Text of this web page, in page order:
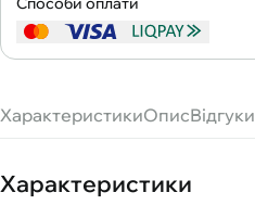
ХарактеристикиОписВідгуки
Характеристики